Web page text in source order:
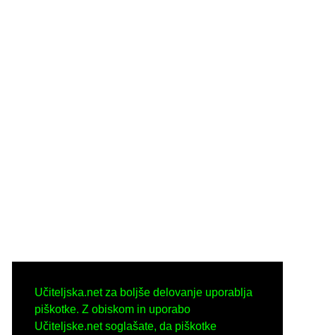
Učiteljska.net za boljše delovanje uporablja
piškotke. Z obiskom in uporabo
Učiteljske.net soglašate, da piškotke